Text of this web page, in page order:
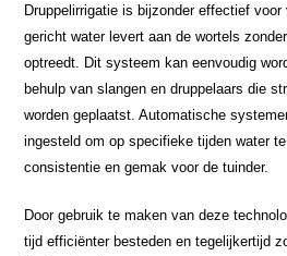
Druppelirrigatie is bijzonder effectief
gericht water levert aan de wortels
optreedt. Dit systeem kan eenvoudig
behulp van slangen en druppelaars die
worden geplaatst. Automatische
ingesteld om op specifieke tijden water
consistentie en gemak voor de tuinder.
Door gebruik te maken van deze
tijd efficiënter besteden en tegelijkertijd